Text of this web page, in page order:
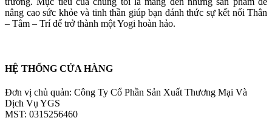
nâng cao sức khỏe và tinh thần giúp bạn đánh thức sự kết nối Thân
– Tâm – Trí để trở thành một Yogi hoàn hảo.
HỆ THỐNG CỬA HÀNG
Đơn vị chủ quản: Công Ty Cổ Phần Sản Xuất Thương Mại Và
Dịch Vụ YGS
MST: 0315256460